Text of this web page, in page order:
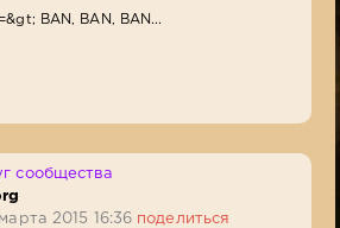
BAN, BAN, BAN...
сообщества
2015 16:36 поделиться